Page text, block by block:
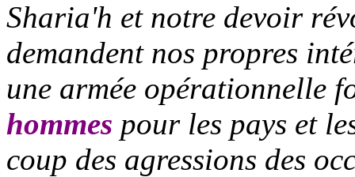
Sharia'h et notre devoir
demandent nos propres
une armée opérationnelle
hommes pour les pays et
coup des agressions des